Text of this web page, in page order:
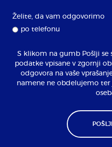
Želite, da vam odgovorimo
po telefonu
S klikom na gumb Pošlji se
podatke vpisane v zgornji
odgovora na vaše
namene ne obdelujemo
POŠLJI